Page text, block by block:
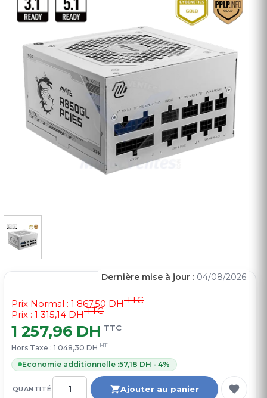
QUANTITÉ Ajouter au panier
Prix Normal :1 867,50 DHTTC
Prix : 1 315,14 DHTTC
1 257,96 DH TTC
Hors Taxe : 1 048,30 DH HT
Economie additionnelle :57,18 DH - 4%
Dernière mise à jour : 04/08/2026